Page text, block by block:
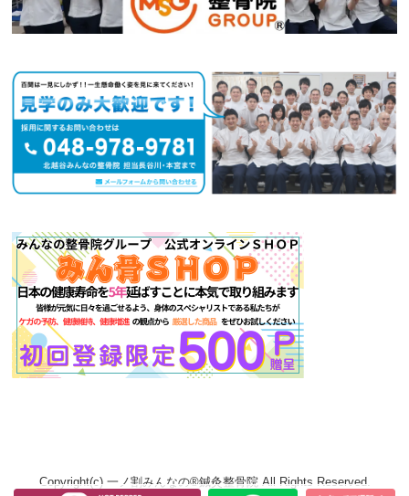
Copyright(c) 一ノ割みんなの®鍼灸整骨院 All Rights Reserved.